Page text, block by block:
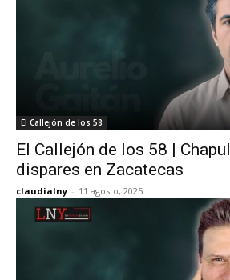
El Callejón de los 58
El Callejón de los 58 |
dispares en Zacatecas
claudialny - 11 agosto, 2025